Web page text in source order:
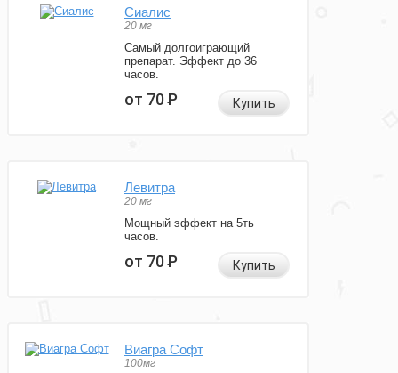
Сиалис
20 мг
Самый долгоиграющий
препарат. Эффект до 36
часов.
от 70Р Купить
Левитра
20 мг
Мощный эффект на 5ть
часов.
от 70Р Купить
Виагра Софт
100мг